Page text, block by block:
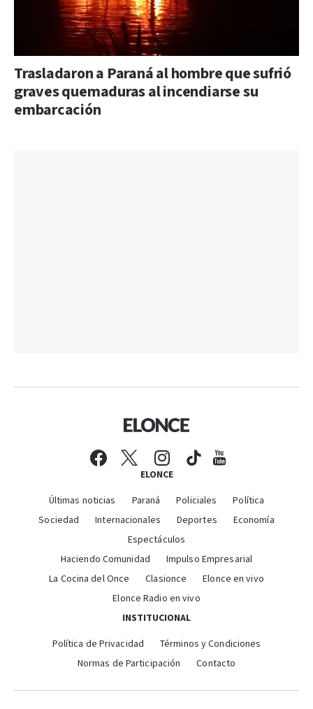
Trasladaron a Paraná al hombre que sufrió
graves quemaduras al incendiarse su
embarcación
ELONCE
Últimas noticias Paraná Policiales
Política
Sociedad
Internacionales Deportes
Economía
Espectáculos
Haciendo Comunidad
Impulso Empresarial
La Cocina del Once
Clasionce
Elonce en vivo
Elonce Radio en vivo
INSTITUCIONAL
Política de Privacidad
Términos y Condiciones
Normas de Participación
Contacto